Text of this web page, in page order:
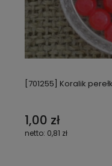
[701255] Koralik
1,00 zł
0,81 zł